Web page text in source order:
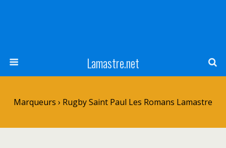
Lamastre.net
Marqueurs › Rugby Saint Paul Les Romans Lamastre